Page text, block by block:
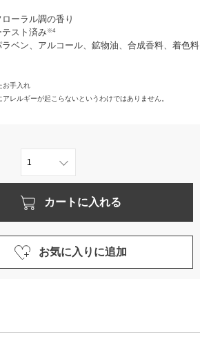
ーラル調の香り
スト済み※4
ベン、アルコール、鉱物油、合成香料、着色料
手入れ
レルギーが起こらないというわけではありません。
カートに入れる
お気に入りに追加